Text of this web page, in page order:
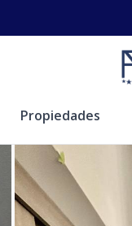
Propiedades